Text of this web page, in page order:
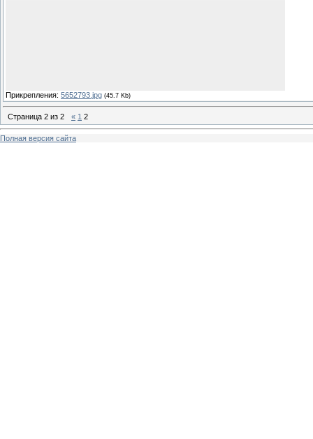
Прикрепления: 5652793.jpg (45.7 Kb)
Страница 2 из 2 « 1 2
Полная версия сайта